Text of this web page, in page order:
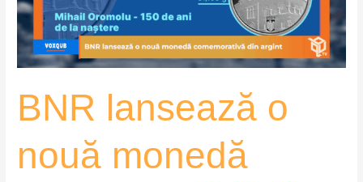
BNR lansează o
nouă monedă
din
argint